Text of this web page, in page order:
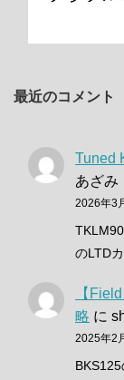
最近のコメント
Tuned
あざみ
2026年3
のLTD
【
略 に
2025年2